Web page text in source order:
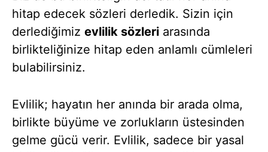
hitap edecek sözleri derledik. Sizin için
derlediğimiz evlilik sözleri arasında
birlikteliğinize hitap eden anlamlı cümleleri
bulabilirsiniz.
Evlilik; hayatın her anında bir arada olma,
birlikte büyüme ve zorlukların üstesinden
gelme gücü verir. Evlilik, sadece bir yasal